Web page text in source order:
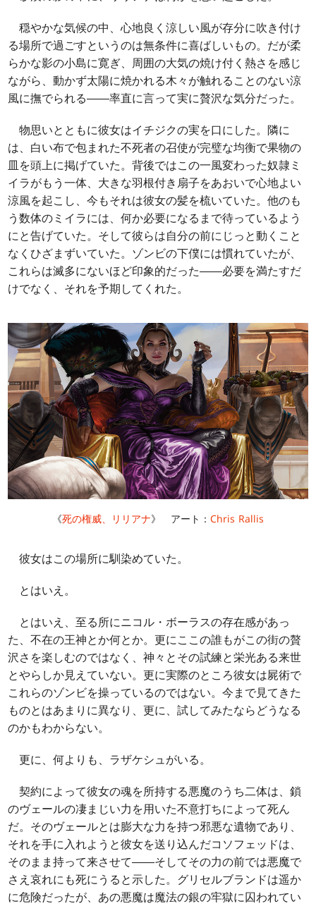
穏やかな気候の中、心地良く涼しい風が存分に吹き付け
る場所で過ごすというのは無条件に喜ばしいもの。だが柔
らかな影の小島に寛ぎ、周囲の大気の焼け付く熱さを感じ
ながら、動かず太陽に焼かれる木々が触れることのない涼
風に撫でられる――率直に言って実に贅沢な気分だった。
物思いとともに彼女はイチジクの実を口にした。隣に
は、白い布で包まれた不死者の召使が完璧な均衡で果物の
皿を頭上に掲げていた。背後ではこの一風変わった奴隷ミ
イラがもう一体、大きな羽根付き扇子をあおいで心地よい
涼風を起こし、今もそれは彼女の髪を梳いていた。他のも
う数体のミイラには、何か必要になるまで待っているよう
にと告げていた。そして彼らは自分の前にじっと動くこと
なくひざまずいていた。ゾンビの下僕には慣れていたが、
これらは滅多にないほど印象的だった――必要を満たすだ
けでなく、それを予期してくれた。
《死の権威、リリアナ》 アート： Chris Rallis
彼女はこの場所に馴染めていた。
とはいえ。
とはいえ、至る所にニコル・ボーラスの存在感があっ
た、不在の王神とか何とか。更にここの誰もがこの街の贅
沢さを楽しむのではなく、神々とその試練と栄光ある来世
とやらしか見えていない。更に実際のところ彼女は屍術で
これらのゾンビを操っているのではない。今まで見てきた
ものとはあまりに異なり、更に、試してみたならどうなる
のかもわからない。
更に、何よりも、ラザケシュがいる。
契約によって彼女の魂を所持する悪魔のうち二体は、鎖
のヴェールの凄まじい力を用いた不意打ちによって死ん
だ。そのヴェールとは膨大な力を持つ邪悪な遺物であり、
それを手に入れようと彼女を送り込んだコソフェッドは、
そのまま持って来させて――そしてその力の前では悪魔で
さえ哀れにも死にうると示した。グリセルブランドは遥か
に危険だったが、あの悪魔は魔法の銀の牢獄に囚われてい